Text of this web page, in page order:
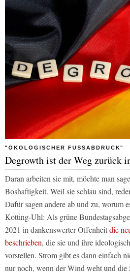
"ÖKOLOGISCHER FUSSABDRUCK"
Degrowth ist der Weg zurück
Daran arbeiten sie mit, möchte man
Boshaftigkeit. Weil sie schlau sind,
Dafür sagen andere ab und zu, worum
Kotting-Uhl: Als grüne
2021 in dankenswerter Offenheitdie
beschrieben, die sie und ihre
vorstellen. Strom gibt es dann einfach
nur noch, wenn der Wind weht und die